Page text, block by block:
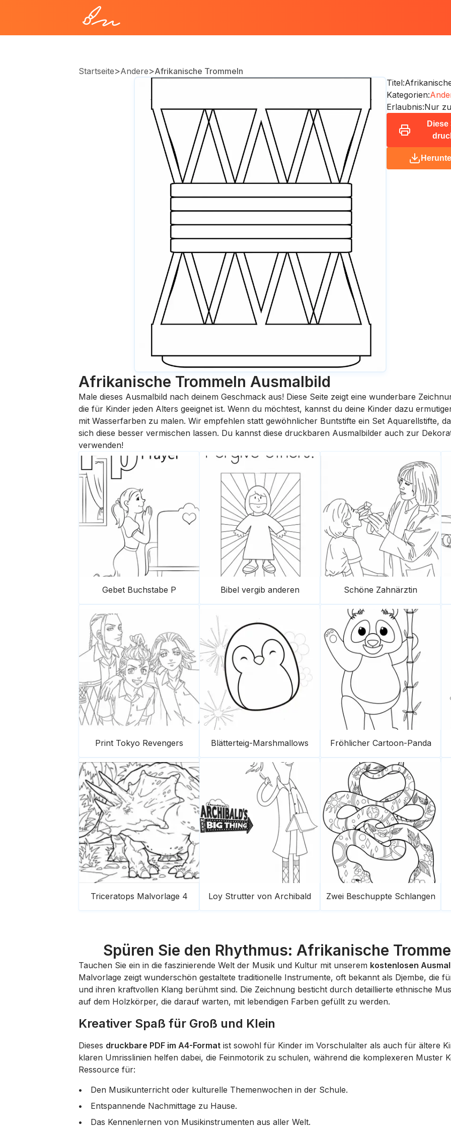
Startseite>Andere>Afrikanische Trommeln
Titel:
Kategorien:
Erlaubnis:Nur
Diese
Afrikanische Trommeln Ausmalbild
Male dieses Ausmalbild nach deinem Geschmack aus! Diese Seite zeigt eine wunderbare
die für Kinder jeden Alters geeignet ist. Wenn du möchtest, kannst du deine Kinder dazu
mit Wasserfarben zu malen. Wir empfehlen statt gewöhnlicher Buntstifte ein Set Aquarellstifte, da
sich diese besser vermischen lassen. Du kannst diese druckbaren Ausmalbilder auch zur
verwenden!
Gebet Buchstabe P Bibel vergib anderen Schöne Zahnärztin
Print Tokyo Revengers Blätterteig-Marshmallows Fröhlicher Cartoon-Panda
Triceratops Malvorlage 4 Loy Strutter von Archibald Zwei Beschuppte Schlangen
Spüren Sie den Rhythmus: Afrikanische
Tauchen Sie ein in die faszinierende Welt der Musik und Kultur mit unserem kostenlosen
Malvorlage zeigt wunderschön gestaltete traditionelle Instrumente, oft bekannt als Djembe, die
und ihren kraftvollen Klang berühmt sind. Die Zeichnung besticht durch detaillierte ethnische
auf dem Holzkörper, die darauf warten, mit lebendigen Farben gefüllt zu werden.
Kreativer Spaß für Groß und Klein
Dieses druckbare PDF im A4-Format ist sowohl für Kinder im Vorschulalter als auch für ältere
klaren Umrisslinien helfen dabei, die Feinmotorik zu schulen, während die komplexeren Muster
Ressource für:
Den Musikunterricht oder kulturelle Themenwochen in der Schule.
Entspannende Nachmittage zu Hause.
Das Kennenlernen von Musikinstrumenten aus aller Welt.